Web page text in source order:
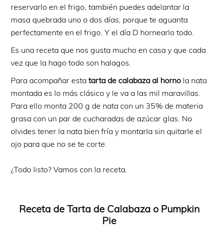
reservarlo en el frigo, también puedes adelantar la
masa quebrada uno o dos días, porque te aguanta
perfectamente en el frigo. Y el día D hornearlo todo.
Es una receta que nos gusta mucho en casa y que cada
vez que la hago todo son halagos.
Para acompañar estatarta de calabaza al horno la nata
montada es lo más clásico y le va a las mil maravillas.
Para ello monta 200 g de nata con un 35% de materia
grasa con un par de cucharadas de azúcar glas. No
olvides tener la nata bien fría y montarla sin quitarle el
ojo para que no se te corte.
¿Todo listo? Vamos con la receta.
Receta de Tarta de Calabaza o Pumpkin
Pie